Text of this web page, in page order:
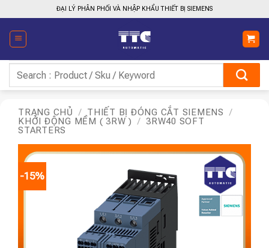
qua
nội
dung
ĐẠI LÝ PHÂN PHỐI VÀ NHẬP KHẨU THIẾT BỊ SIEMENS
kiếm:
TRANG CHỦ / THIẾT BỊ ĐÓNG CẮT SIEMENS
/
KHỞI ĐỘNG MỀM ( 3RW )
/ 3RW40 SOFT
STARTERS
-15%